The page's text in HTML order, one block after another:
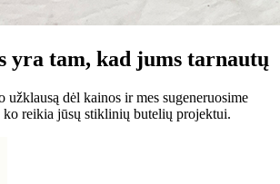
yra tam, kad jums tarnautų
užklausą dėl kainos ir mes sugeneruosime
ko reikia jūsų stiklinių butelių projektui.